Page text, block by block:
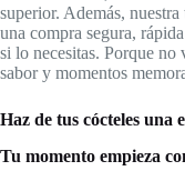
superior. Además,
una compra segura,
si lo necesitas. Porque no
sabor y momentos
Haz de tus cócteles
Tu momento empieza